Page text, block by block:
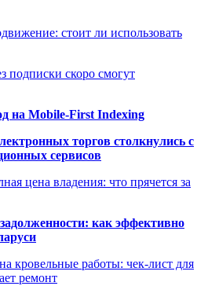
стоит ли использовать
подписки скоро смогут
на Mobile-First Indexing
торгов столкнулись с
сервисов
цена владения: что прячется за
как эффективно
кровельные работы: чек-лист для
ремонт